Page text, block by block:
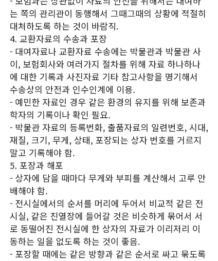
는 쪽의 관리관이 동행해서 그때그때의 상황에 적절히
대처하도록 하는 것이 바람직.
4. 교환자료의 수송과 포장
- 대여자료나 교환자료 수송에는 박물관과 박물관 사
이, 보험회사와 여러가지 절차를 위해 자료 하나하나
에 대한 기록과 사진자료 기타 참고사항을 명기해서
수송상의 안전과 인수인계에 이용.
- 예민한 자료인 경우 같은 환경의 유지를 위해 보존과
학자의 기록이나 확인 필요.
- 박물관 자료의 등록번화, 출품자료의 일련번호, 시대,
재질, 크기, 무게, 상태, 포장되는 상자 번호를 거르지
말고 기록해야 함.
5. 포장과 해포
- 상자에 담을 때마다 무게와 부피를 계산해서 고루 안
배해야 함.
- 전시실에서의 순서를 머리에 두어서 비교적 같은 전
시실, 같은 진열장에 들어갈 것은 비슷하게 묶어서 서
로 동떨어진 전시실에 한 상자의 자료가 이리저리 이
동하는 일을 없도록 하는 것이 좋음.
- 포장할 때에는 같은 방향과 같은 순서로 싸고 묶도록